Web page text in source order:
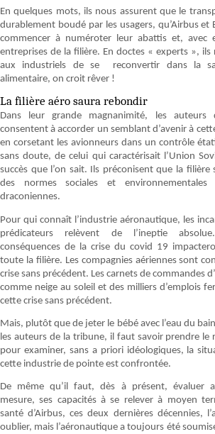
En quelques mots, ils nous assurent que le
durablement boudé par les usagers, qu’Airbus et
commencer à numéroter leur abattis et, avec
entreprises de la filière. En doctes « experts »,
aux industriels de se reconvertir dans la
alimentaire, on croit rêver !
La filière aéro saura rebondir
Dans leur grande magnanimité, les
consentent à accorder un semblant d’avenir à
en corsetant les avionneurs dans un contrôle
sans doute, de celui qui caractérisait l’Union
succès que l’on sait. Ils préconisent que la filière
des normes sociales et
draconiennes.
Pour qui connaît l’industrie aéronautique, les
prédicateurs relèvent de l’ineptie
conséquences de la crise du covid 19
toute la filière. Les compagnies aériennes sont
crise sans précédent. Les carnets de commandes
comme neige au soleil et des milliers d’emplois
cette crise sans précédent.
Mais, plutôt que de jeter le bébé avec l’eau du
les auteurs de la tribune, il faut savoir prendre le
pour examiner, sans a priori idéologiques, la
cette industrie de pointe est confrontée.
De même qu’il faut, dès à présent, évaluer
mesure, ses capacités à se relever à moyen
santé d’Airbus, ces deux dernières décennies,
oublier, mais l’aéronautique a toujours été